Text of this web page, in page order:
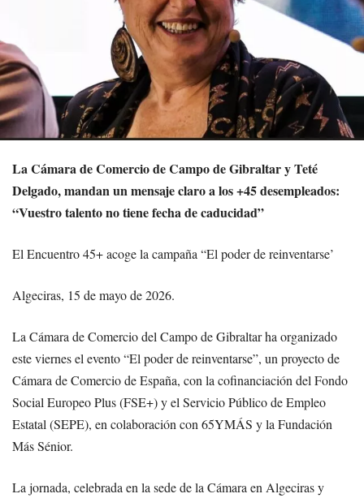
La Cámara de Comercio de Campo de Gibraltar y Teté
Delgado, mandan un mensaje claro a los +45 desempleados:
“Vuestro talento no tiene fecha de caducidad”
El Encuentro 45+ acoge la campaña “El poder de reinventarse’
Algeciras, 15 de mayo de 2026.
La Cámara de Comercio del Campo de Gibraltar ha organizado
este viernes el evento “El poder de reinventarse”, un proyecto de
Cámara de Comercio de España, con la cofinanciación del Fondo
Social Europeo Plus (FSE+) y el Servicio Público de Empleo
Estatal (SEPE), en colaboración con 65YMÁS y la Fundación
Más Sénior.
La jornada, celebrada en la sede de la Cámara en Algeciras y